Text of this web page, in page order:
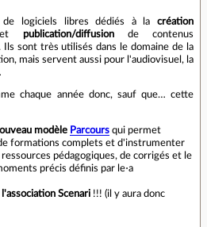
logiciels libres dédiés à la création
publication/diffusionde contenus
sont très utilisés dans le domaine de la
mais servent aussi pour l'audiovisuel, la
chaque année donc, sauf que… cette
modèle Parcours qui permet
formations complets et d'instrumenter
ressources pédagogiques, de corrigés et le
précis définis par le⋅a
Scenari !!! (il y aura donc